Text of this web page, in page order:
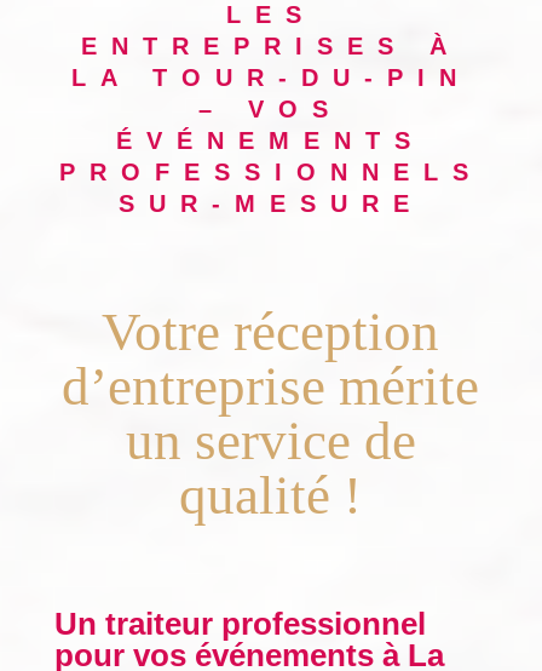
LES
ENTREPRISES À
LA TOUR-DU-PIN
– VOS
ÉVÉNEMENTS
PROFESSIONNELS
SUR-MESURE
Votre réception
d’entreprise mérite
un service de
qualité !
Un traiteur professionnel
pour vos événements à La